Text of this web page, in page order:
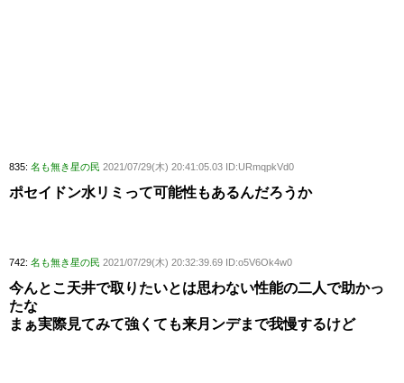
835: 名も無き星の民 2021/07/29(木) 20:41:05.03 ID:URmqpkVd0
ポセイドン水リミって可能性もあるんだろうか
742: 名も無き星の民 2021/07/29(木) 20:32:39.69 ID:o5V6Ok4w0
今んとこ天井で取りたいとは思わない性能の二人で助かっ
たな
まぁ実際見てみて強くても来月ンデまで我慢するけど